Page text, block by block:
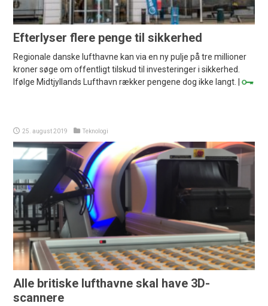
Efterlyser flere penge til sikkerhed
Regionale danske lufthavne kan via en ny pulje på tre millioner
kroner søge om offentligt tilskud til investeringer i sikkerhed.
Ifølge Midtjyllands Lufthavn rækker pengene dog ikke langt. |
25. august 2019 Teknologi
Alle britiske lufthavne skal have 3D-
scannere